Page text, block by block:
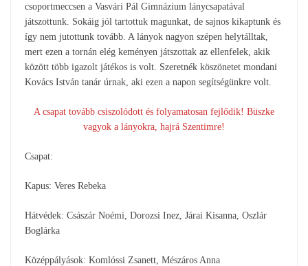
csoportmeccsen a Vasvári Pál Gimnázium lánycsapatával
játszottunk. Sokáig jól tartottuk magunkat, de sajnos kikaptunk és
így nem jutottunk tovább. A lányok nagyon szépen helytálltak,
mert ezen a tornán elég keményen játszottak az ellenfelek, akik
között több igazolt játékos is volt. Szeretnék köszönetet mondani
Kovács István tanár úrnak, aki ezen a napon segítségünkre volt.
A csapat tovább csiszolódott és folyamatosan fejlődik! Büszke
vagyok a lányokra, hajrá Szentimre!
Csapat:
Kapus: Veres Rebeka
Hátvédek: Császár Noémi, Dorozsi Inez, Járai Kisanna, Oszlár
Boglárka
Középpályások: Komlóssi Zsanett, Mészáros Anna